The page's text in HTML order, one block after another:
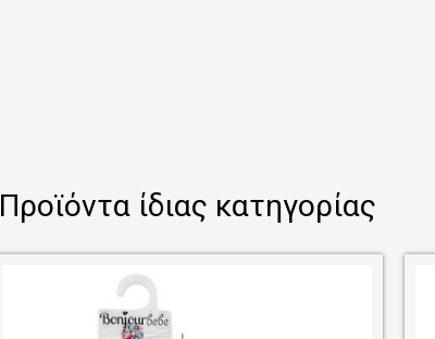
Προϊόντα ίδιας κατηγορίας